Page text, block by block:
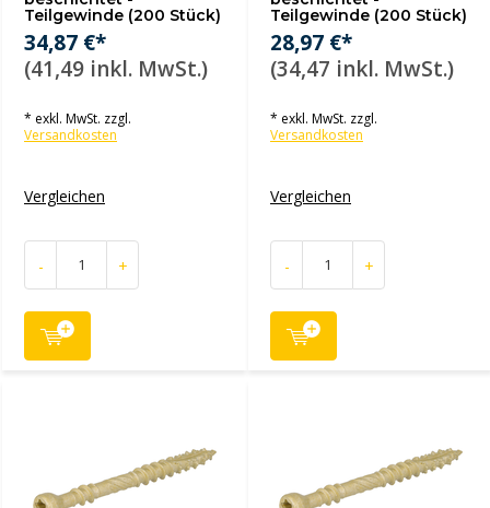
Teilgewinde (200 Stück)
34,87 €*
(41,49 inkl. MwSt.)
* exkl. MwSt. zzgl.
Versandkosten
Vergleichen
- +
Teilgewinde (200 Stück)
28,97 €*
(34,47 inkl. MwSt.)
* exkl. MwSt. zzgl.
Versandkosten
Vergleichen
- +